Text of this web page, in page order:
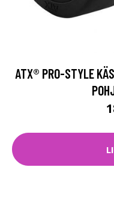
ATX® PRO-STYLE